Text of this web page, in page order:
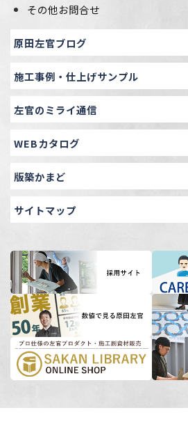
その他お問合せ
原田左官ブログ
施工事例・仕上げサンプル
左官のミライ通信
WEBカタログ
版築かまど
サイトマップ